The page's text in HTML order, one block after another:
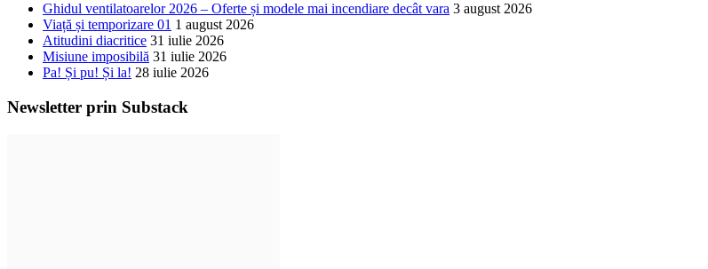
Ghidul ventilatoarelor 2026 – Oferte și modele mai incendiare decât vara 3 august 2026
Viață și temporizare 01 1 august 2026
Atitudini diacritice 31 iulie 2026
Misiune imposibilă 31 iulie 2026
Pa! Și pu! Și la! 28 iulie 2026
Newsletter prin Substack